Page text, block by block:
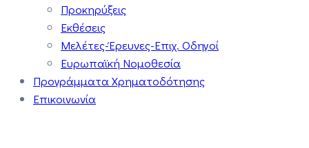
Προκηρύξεις
Εκθέσεις
Μελέτες-Έρευνες-Επιχ. Οδηγοί
Ευρωπαϊκή Νομοθεσία
Προγράμματα Χρηματοδότησης
Επικοινωνία